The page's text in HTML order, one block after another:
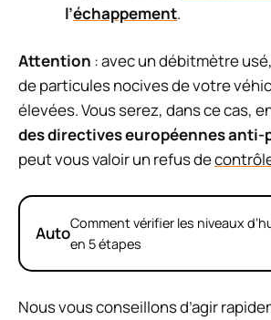
l’échappement.
Attention : avec un débitmètre
de particules nocives de votre
élevées. Vous serez, dans ce cas,
des directives européennes
peut vous valoir un refus de
AutoComment vérifier les niveaux
en 5 étapes
Nous vous conseillons d’agir